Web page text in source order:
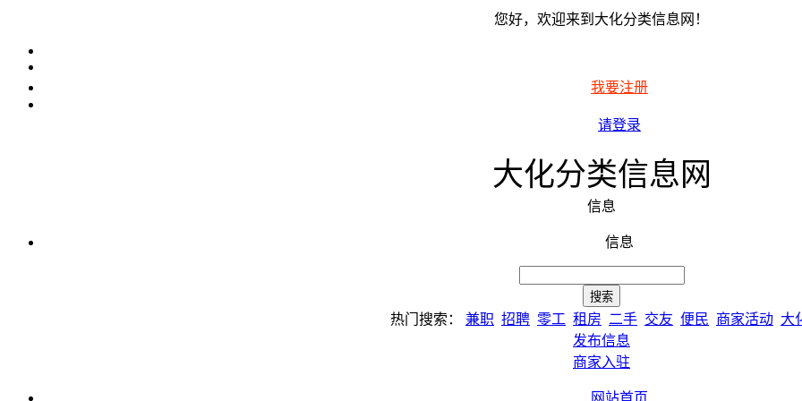
您好，欢迎来到大化分类信息网！
我要注册
请登录
大化分类信息网
信息
信息
热门搜索： 兼职 招聘 零工 租房 二手 交友 便民 商家活动 大
发布信息
商家入驻
网站首页